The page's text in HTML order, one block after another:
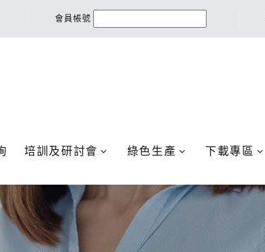
會員帳號
培訓及研討會 綠色生產 下載專區